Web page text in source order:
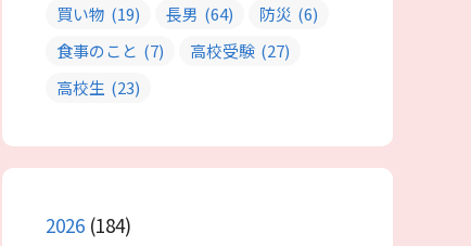
買い物 (19) 長男 (64) 防災 (6)
食事のこと (7) 高校受験 (27)
高校生 (23)
2026 (184)